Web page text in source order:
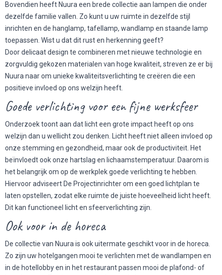
Bovendien heeft Nuura een brede collectie aan lampen die onder
dezelfde familie vallen. Zo kunt u uw ruimte in dezelfde stijl
inrichten en de hanglamp, tafellamp, wandlamp en staande lamp
toepassen. Wist u dat dit rust en herkenning geeft?
Door delicaat design te combineren met nieuwe technologie en
zorgvuldig gekozen materialen van hoge kwaliteit, streven ze er bij
Nuura naar om unieke kwaliteitsverlichting te creëren die een
positieve invloed op ons welzijn heeft.
Goede verlichting voor een fijne werksfeer
Onderzoek toont aan dat licht een grote impact heeft op ons
welzijn dan u wellicht zou denken. Licht heeft niet alleen invloed op
onze stemming en gezondheid, maar ook de productiviteit. Het
beïnvloedt ook onze hartslag en lichaamstemperatuur. Daarom is
het belangrijk om op de werkplek goede verlichting te hebben.
Hiervoor adviseert De Projectinrichter om een goed lichtplan te
laten opstellen, zodat elke ruimte de juiste hoeveelheid licht heeft.
Dit kan functioneel licht en sfeerverlichting zijn.
Ook voor in de horeca
De collectie van Nuura is ook uitermate geschikt voor in de horeca.
Zo zijn uw hotelgangen mooi te verlichten met de wandlampen en
in de hotellobby en in het restaurant passen mooi de plafond- of